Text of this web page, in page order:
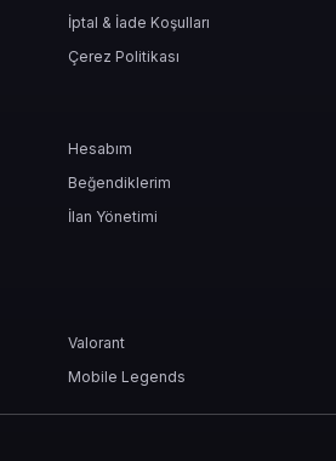
İptal & İade Koşulları
Çerez Politikası
Hesabım
Beğendiklerim
İlan Yönetimi
Valorant
Mobile Legends